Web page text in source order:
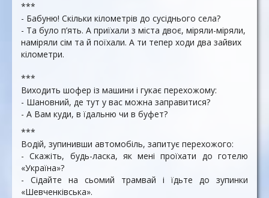
***
- Бабуню! Скільки кілометрів до сусіднього села?
- Та було п’ять. А приїхали з міста двоє, міряли-міряли,
наміряли сім та й поїхали. А ти тепер ходи два зайвих
кілометри.
***
Виходить шофер із машини і гукає перехожому:
- Шановний, де тут у вас можна заправитися?
- А Вам куди, в їдальню чи в буфет?
***
Водій, зупинивши автомобіль, запитує перехожого:
- Скажіть, будь-ласка, як мені проїхати до готелю
«Україна»?
- Сідайте на сьомий трамвай і їдьте до зупинки
«Шевченківська».